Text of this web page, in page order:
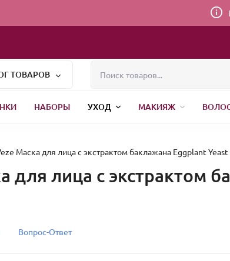
ТОВАРОВ
НАБОРЫ УХОД МАКИЯЖ
Маска для лица с экстрактом баклажана Eggplant
для лица с экстрактом
Вопрос-Ответ